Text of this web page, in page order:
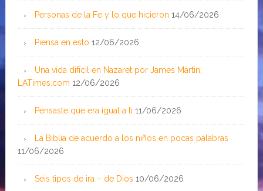
Personas de la Fe y lo que hicieron 14/06/2026
Piensa en esto 12/06/2026
Una vida difícil en Nazaret por James Martin;
LATimes.com 12/06/2026
Pensaste que era igual a ti 11/06/2026
La Biblia de acuerdo a los niños en pocas palabras
11/06/2026
Seis tipos de ira – de Dios 10/06/2026